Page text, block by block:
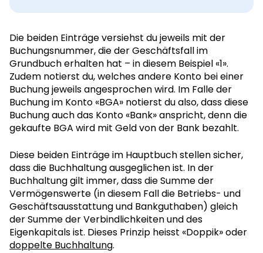
Die beiden Einträge versiehst du jeweils mit der
Buchungsnummer, die der Geschäftsfall im
Grundbuch erhalten hat – in diesem Beispiel «1».
Zudem notierst du, welches andere Konto bei einer
Buchung jeweils angesprochen wird. Im Falle der
Buchung im Konto «BGA» notierst du also, dass diese
Buchung auch das Konto «Bank» anspricht, denn die
gekaufte BGA wird mit Geld von der Bank bezahlt.
Diese beiden Einträge im Hauptbuch stellen sicher,
dass die Buchhaltung ausgeglichen ist. In der
Buchhaltung gilt immer, dass die Summe der
Vermögenswerte (in diesem Fall die Betriebs- und
Geschäftsausstattung und Bankguthaben) gleich
der Summe der Verbindlichkeiten und des
Eigenkapitals ist. Dieses Prinzip heisst «Doppik» oder
doppelte Buchhaltung.